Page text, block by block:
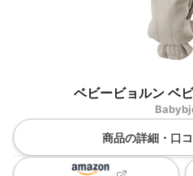
ベビービョルン ベ
商品の詳細・口